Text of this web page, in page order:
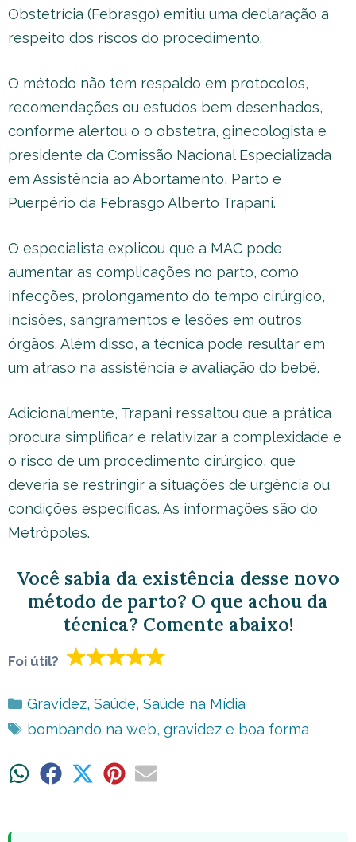
Obstetrícia (Febrasgo) emitiu uma declaração a
respeito dos riscos do procedimento.
O método não tem respaldo em protocolos,
recomendações ou estudos bem desenhados,
conforme alertou o o obstetra, ginecologista e
presidente da Comissão Nacional Especializada
em Assistência ao Abortamento, Parto e
Puerpério da Febrasgo Alberto Trapani.
O especialista explicou que a MAC pode
aumentar as complicações no parto, como
infecções, prolongamento do tempo cirúrgico,
incisões, sangramentos e lesões em outros
órgãos. Além disso, a técnica pode resultar em
um atraso na assistência e avaliação do bebê.
Adicionalmente, Trapani ressaltou que a prática
procura simplificar e relativizar a complexidade e
o risco de um procedimento cirúrgico, que
deveria se restringir a situações de urgência ou
condições específicas. As informações são do
Metrópoles.
Você sabia da existência desse novo
método de parto? O que achou da
técnica? Comente abaixo!
Foi útil?
Categorias
Gravidez, Saúde, Saúde na Mídia
Tags
bombando na web, gravidez e boa forma
ShareShare ShareShareShare